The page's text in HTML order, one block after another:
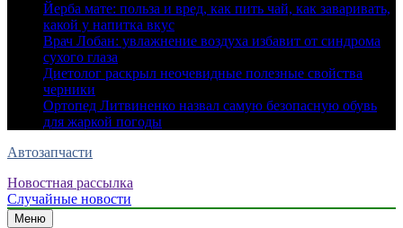
Йерба мате: польза и вред, как пить чай, как заваривать,
какой у напитка вкус
Врач Лобан: увлажнение воздуха избавит от синдрома
сухого глаза
Диетолог раскрыл неочевидные полезные свойства
черники
Ортопед Литвиненко назвал самую безопасную обувь
для жаркой погоды
Автозапчасти
Новостная рассылка
Случайные новости
Меню